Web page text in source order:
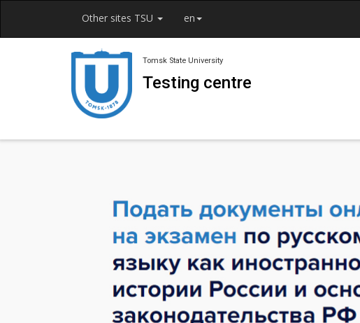
Other sites TSU en
Tomsk State University
Testing centre